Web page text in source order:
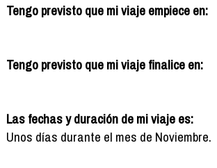
Tengo previsto que mi viaje empiece en:
Tengo previsto que mi viaje finalice en:
Las fechas y duración de mi viaje es:
Unos días durante el mes de Noviembre.